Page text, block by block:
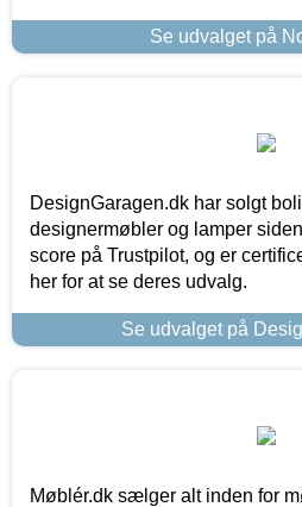
Se udvalget på
DesignGaragen.dk har solgt
designermøbler og lamper
score på Trustpilot, og er
her for at se deres udvalg.
Se udvalget på
Møblér.dk sælger alt inden for